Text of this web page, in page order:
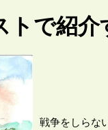
トで紹
戦争をしらな